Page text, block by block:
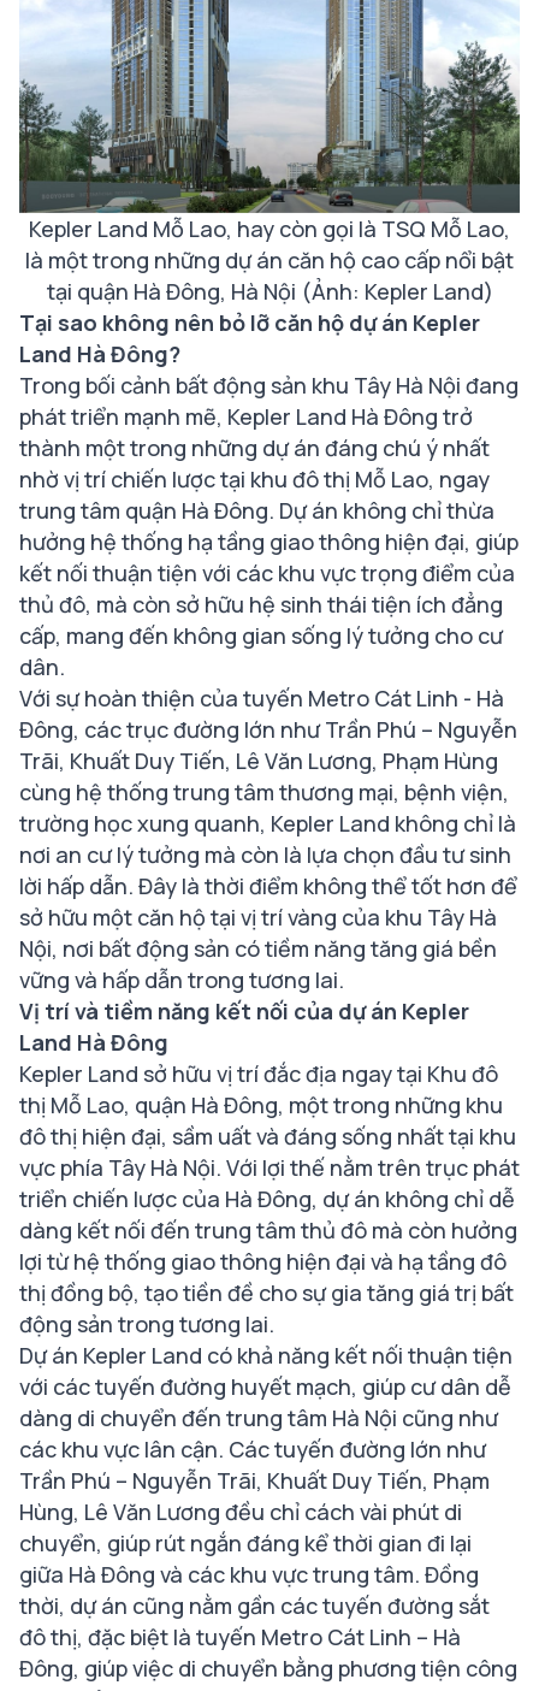
Kepler Land Mỗ Lao, hay còn gọi là TSQ Mỗ Lao,
là một trong những dự án căn hộ cao cấp nổi bật
tại quận Hà Đông, Hà Nội (Ảnh: Kepler Land)
Tại sao không nên bỏ lỡ căn hộ dự án Kepler
Land Hà Đông?
Trong bối cảnh bất động sản khu Tây Hà Nội đang
phát triển mạnh mẽ, Kepler Land Hà Đông trở
thành một trong những dự án đáng chú ý nhất
nhờ vị trí chiến lược tại khu đô thị Mỗ Lao, ngay
trung tâm quận Hà Đông. Dự án không chỉ thừa
hưởng hệ thống hạ tầng giao thông hiện đại, giúp
kết nối thuận tiện với các khu vực trọng điểm của
thủ đô, mà còn sở hữu hệ sinh thái tiện ích đẳng
cấp, mang đến không gian sống lý tưởng cho cư
dân.
Với sự hoàn thiện của tuyến Metro Cát Linh - Hà
Đông, các trục đường lớn như Trần Phú – Nguyễn
Trãi, Khuất Duy Tiến, Lê Văn Lương, Phạm Hùng
cùng hệ thống trung tâm thương mại, bệnh viện,
trường học xung quanh, Kepler Land không chỉ là
nơi an cư lý tưởng mà còn là lựa chọn đầu tư sinh
lời hấp dẫn. Đây là thời điểm không thể tốt hơn để
sở hữu một căn hộ tại vị trí vàng của khu Tây Hà
Nội, nơi bất động sản có tiềm năng tăng giá bền
vững và hấp dẫn trong tương lai.
Vị trí và tiềm năng kết nối của dự án Kepler
Land Hà Đông
Kepler Land sở hữu vị trí đắc địa ngay tại Khu đô
thị Mỗ Lao, quận Hà Đông, một trong những khu
đô thị hiện đại, sầm uất và đáng sống nhất tại khu
vực phía Tây Hà Nội. Với lợi thế nằm trên trục phát
triển chiến lược của Hà Đông, dự án không chỉ dễ
dàng kết nối đến trung tâm thủ đô mà còn hưởng
lợi từ hệ thống giao thông hiện đại và hạ tầng đô
thị đồng bộ, tạo tiền đề cho sự gia tăng giá trị bất
động sản trong tương lai.
Dự án Kepler Land có khả năng kết nối thuận tiện
với các tuyến đường huyết mạch, giúp cư dân dễ
dàng di chuyển đến trung tâm Hà Nội cũng như
các khu vực lân cận. Các tuyến đường lớn như
Trần Phú – Nguyễn Trãi, Khuất Duy Tiến, Phạm
Hùng, Lê Văn Lương đều chỉ cách vài phút di
chuyển, giúp rút ngắn đáng kể thời gian đi lại
giữa Hà Đông và các khu vực trung tâm. Đồng
thời, dự án cũng nằm gần các tuyến đường sắt
đô thị, đặc biệt là tuyến Metro Cát Linh – Hà
Đông, giúp việc di chuyển bằng phương tiện công